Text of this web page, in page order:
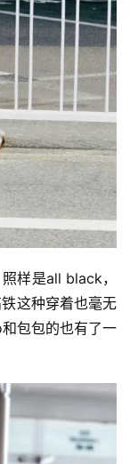
样是all black，
这种穿着也毫无
包包的也有了一